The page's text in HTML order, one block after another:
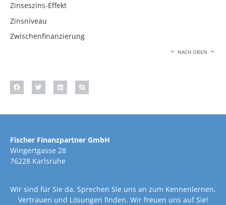
Zinseszins-Effekt
Zinsniveau
Zwischenfinanzierung
NACH OBEN
Fischer Finanzpartner GmbH
Wingertgasse 28
76228 Karlsruhe
Wir sind für Sie da. Sprechen Sie uns an zum Kennenlernen,
Vertrauen und Lösungen finden. Wir freuen uns auf Sie!